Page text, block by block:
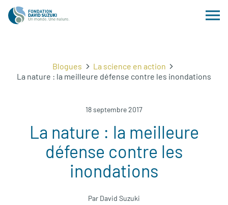
Blogues
La science en action
La nature : la meilleure défense contre les inondations
18 septembre 2017
La nature : la meilleure
défense contre les
inondations
Par David Suzuki